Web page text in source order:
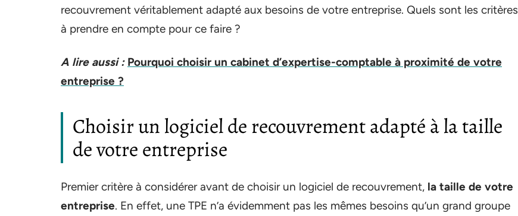
recouvrement véritablement adapté aux besoins de votre entreprise. Quels sont les critères
à prendre en compte pour ce faire ?
A lire aussi : Pourquoi choisir un cabinet d’expertise-comptable à proximité de votre
entreprise ?
Choisir un logiciel de recouvrement adapté à la taille
de votre entreprise
Premier critère à considérer avant de choisir un logiciel de recouvrement, la taille de votre
entreprise. En effet, une TPE n’a évidemment pas les mêmes besoins qu’un grand groupe